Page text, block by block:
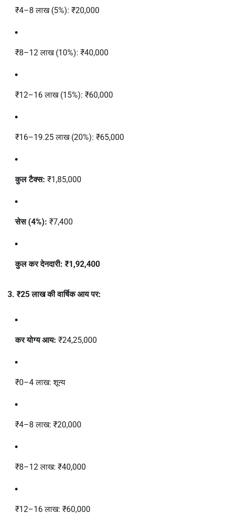
₹4–8 लाख (5%): ₹20,000
₹8–12 लाख (10%): ₹40,000
₹12–16 लाख (15%): ₹60,000
₹16–19.25 लाख (20%): ₹65,000
कुल टैक्स: ₹1,85,000
सेस (4%): ₹7,400
कुल कर देनदारी: ₹1,92,400
3. ₹25 लाख की वार्षिक आय पर:
कर योग्य आय: ₹24,25,000
₹0–4 लाख: शून्य
₹4–8 लाख: ₹20,000
₹8–12 लाख: ₹40,000
₹12–16 लाख: ₹60,000